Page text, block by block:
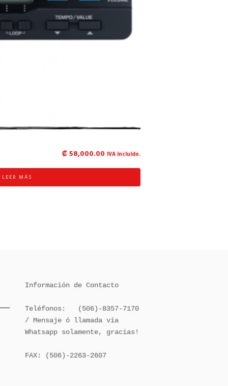
₡58,000.00 IVA incluído.
LEER MÁS
Información de Contacto
Teléfonos:   (506)-8357-7170
/ Mensaje ó llamada vía
Whatsapp solamente, gracias!
FAX: (506)-2263-2607